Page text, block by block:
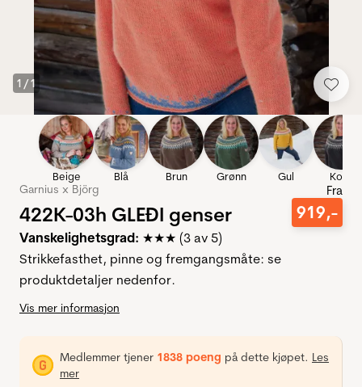
1 /1
Beige Blå Brun Grønn Gul Koks
Garnius x Björg
422K-03h GLEÐI genser
Fra
919,-
Vanskelighetsgrad: ★★★ (3 av 5)
Strikkefasthet, pinne og fremgangsmåte: se
produktdetaljer nedenfor.
Vis mer informasjon
Medlemmer tjener 1838 poeng på dette kjøpet. Les
mer